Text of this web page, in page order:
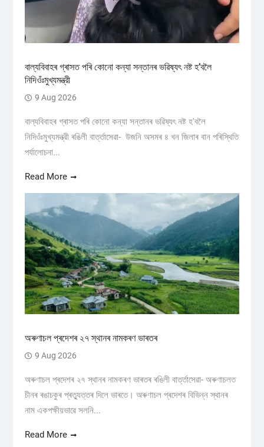
বাল্যবিবাহৰ গ্ৰাসত পৰি কোনো কন্যা সন্তানৰ ভৱিষ্যৎ নষ্ট হ’বলৈ
নিদিওঁঃমুখ্যমন্ত্রী
9 Aug 2026
বাল্যবিবাহৰ গ্ৰাসত পৰি কোনো কন্যা সন্তানৰ ভৱিষ্যৎ নষ্ট হ'বলৈ
নিদিওঁঃমুখ্যমন্ত্রী ৰঙিলী বাৰ্ত্তাসেৱা- উজনি অসমৰ ৪ খন জিলাৰ বান পৰিস্থিতি
পৰ্যালোচনা...
Read More
অৰুণাচল প্ৰদেশৰ ২৭ স্থানৰ নামকৰণ ভাৰতৰ
9 Aug 2026
অৰুণাচল প্ৰদেশৰ ২৭ স্থানৰ নামকৰণ ভাৰতৰ ৰঙিলী বাৰ্ত্তাসেৱা- অৰুণাচলত
চীনৰ ৰঙাচকুৰ প্ৰত্যুত্তৰ দিলে ভাৰতে। অৰুণাচল প্ৰদেশৰ বিভিন্ন স্থানৰ
নাম একপক্ষীয়ভাৱে সলনি...
Read More